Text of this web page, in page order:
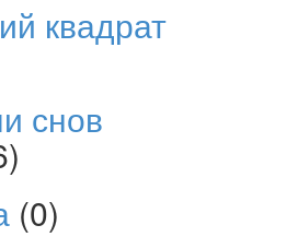
квадрат
снов
(0)